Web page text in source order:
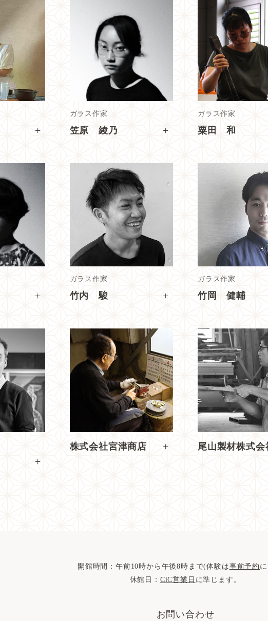
+
ガラス作家
笠原 綾乃 +
ガラス作家
粟田 和
+
ガラス作家
竹内 駿 +
ガラス作家
竹岡 健輔
+
株式会社宮津商店 + 尾山製材株式会
開館時間：午前10時から午後8時まで(体験は事前予約
休館日： CiC営業日 に準じます。
お問い合わせ